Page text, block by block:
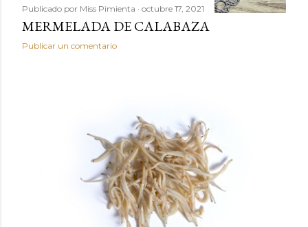
Publicado por Miss Pimienta octubre 17, 2021
MERMELADA DE CALABAZA
Publicar un comentario